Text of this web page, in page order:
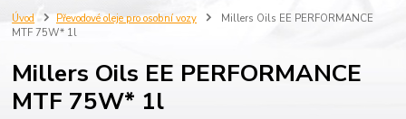
Úvod Převodové oleje pro osobní vozy
Millers Oils EE PERFORMANCE
MTF 75W* 1l
Millers Oils EE PERFORMANCE
MTF 75W* 1l